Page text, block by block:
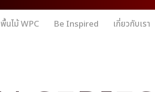
พื้นไม้ WPC Be Inspired เกี่ยวกับเรา